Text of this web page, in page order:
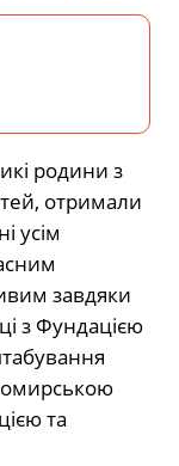
родини з
отримали
усім
завдяки
з Фундацією
та